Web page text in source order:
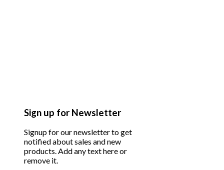
Sign up for Newsletter
Signup for our newsletter to get
notified about sales and new
products. Add any text here or
remove it.